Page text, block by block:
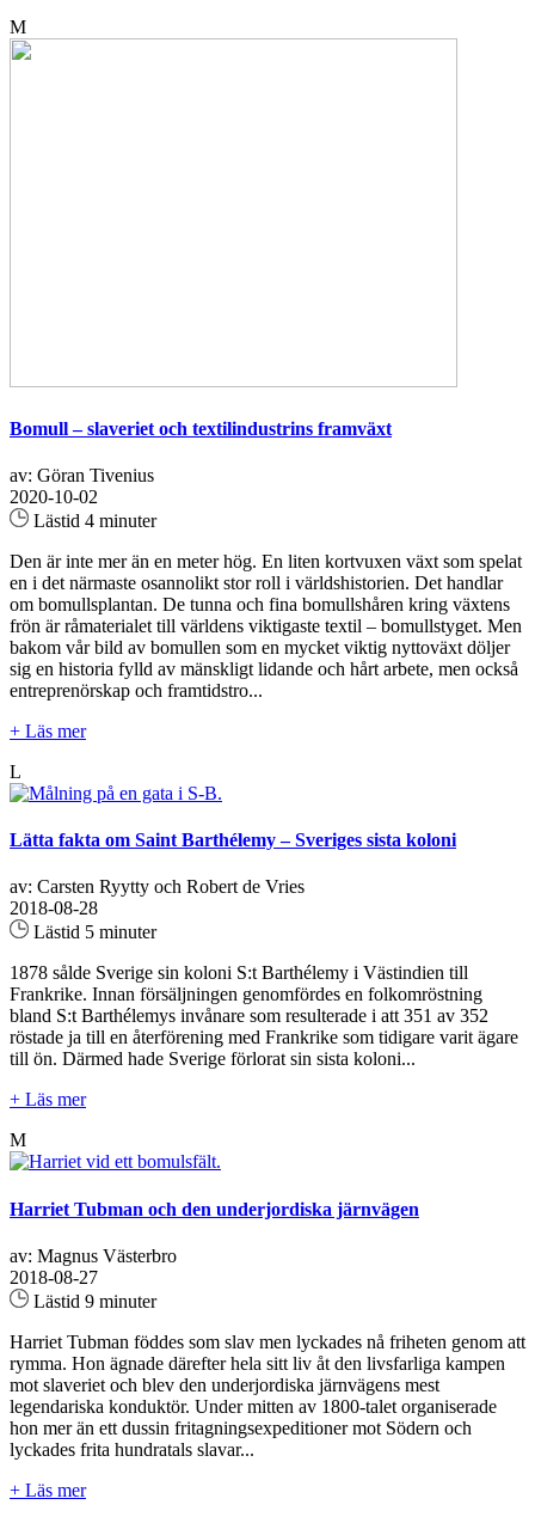
M
Bomull – slaveriet och textilindustrins framväxt
av: Göran Tivenius
2020-10-02
Lästid 4 minuter
Den är inte mer än en meter hög. En liten kortvuxen växt som spelat
en i det närmaste osannolikt stor roll i världshistorien. Det handlar
om bomullsplantan. De tunna och fina bomullshåren kring växtens
frön är råmaterialet till världens viktigaste textil – bomullstyget. Men
bakom vår bild av bomullen som en mycket viktig nyttoväxt döljer
sig en historia fylld av mänskligt lidande och hårt arbete, men också
entreprenörskap och framtidstro...
+ Läs mer
L
Lätta fakta om Saint Barthélemy – Sveriges sista koloni
av: Carsten Ryytty och Robert de Vries
2018-08-28
Lästid 5 minuter
1878 sålde Sverige sin koloni S:t Barthélemy i Västindien till
Frankrike. Innan försäljningen genomfördes en folkomröstning
bland S:t Barthélemys invånare som resulterade i att 351 av 352
röstade ja till en återförening med Frankrike som tidigare varit ägare
till ön. Därmed hade Sverige förlorat sin sista koloni...
+ Läs mer
M
Harriet Tubman och den underjordiska järnvägen
av: Magnus Västerbro
2018-08-27
Lästid 9 minuter
Harriet Tubman föddes som slav men lyckades nå friheten genom att
rymma. Hon ägnade därefter hela sitt liv åt den livsfarliga kampen
mot slaveriet och blev den underjordiska järnvägens mest
legendariska konduktör. Under mitten av 1800-talet organiserade
hon mer än ett dussin fritagningsexpeditioner mot Södern och
lyckades frita hundratals slavar...
+ Läs mer